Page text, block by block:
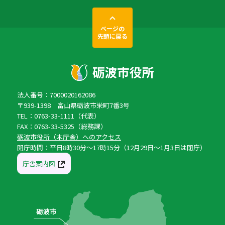
ページの
先頭に戻る
法人番号：7000020162086
〒939-1398 富山県砺波市栄町7番3号
TEL：0763-33-1111（代表）
FAX：0763-33-5325（総務課）
砺波市役所（本庁舎）へのアクセス
開庁時間：平日8時30分〜17時15分（12月29日〜1月3日は閉庁）
庁舎案内図